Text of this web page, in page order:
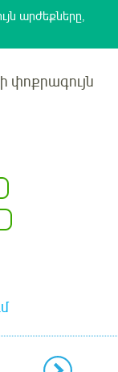
արժեքները,
փոքրագույն